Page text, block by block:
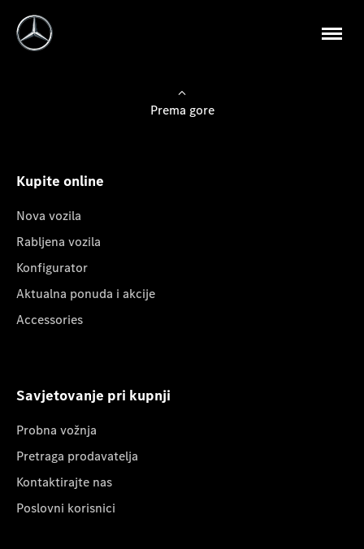
Prema gore
Kupite online
Nova vozila
Rabljena vozila
Konfigurator
Aktualna ponuda i akcije
Accessories
Savjetovanje pri kupnji
Probna vožnja
Pretraga prodavatelja
Kontaktirajte nas
Poslovni korisnici